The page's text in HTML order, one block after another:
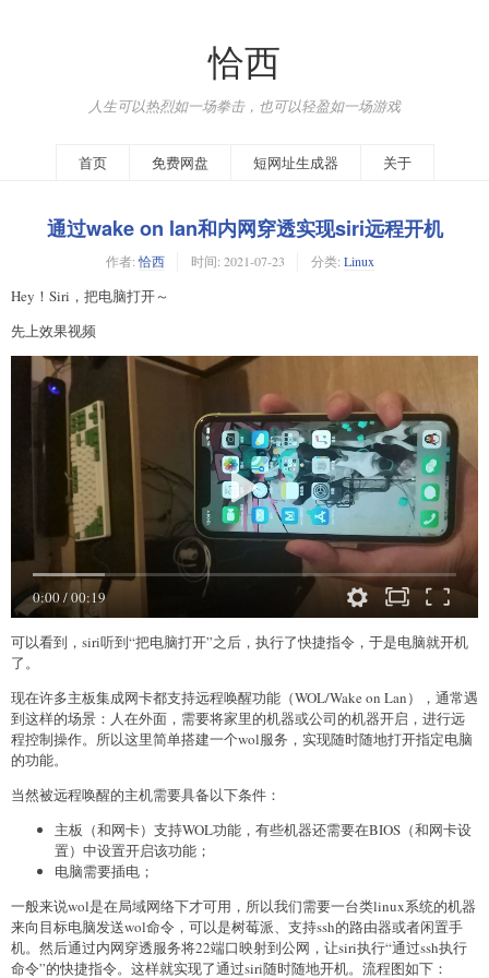
恰西
人生可以热烈如一场拳击，也可以轻盈如一场游戏
首页 免费网盘 短网址生成器 关于
通过wake on lan和内网穿透实现siri远程开机
作者:恰西 时间: 2021-07-23 分类: Linux
Hey！Siri，把电脑打开～
先上效果视频
0:00/00:19
可以看到，siri听到“把电脑打开”之后，执行了快捷指令，于是电脑就开机
了。
现在许多主板集成网卡都支持远程唤醒功能（WOL/Wake on Lan），通常遇
到这样的场景：人在外面，需要将家里的机器或公司的机器开启，进行远
程控制操作。所以这里简单搭建一个wol服务，实现随时随地打开指定电脑
的功能。
当然被远程唤醒的主机需要具备以下条件：
主板（和网卡）支持WOL功能，有些机器还需要在BIOS（和网卡设
置）中设置开启该功能；
电脑需要插电；
一般来说wol是在局域网络下才可用，所以我们需要一台类linux系统的机器
来向目标电脑发送wol命令，可以是树莓派、支持ssh的路由器或者闲置手
机。然后通过内网穿透服务将22端口映射到公网，让siri执行“通过ssh执行
命令”的快捷指令。这样就实现了通过siri随时随地开机。流程图如下：